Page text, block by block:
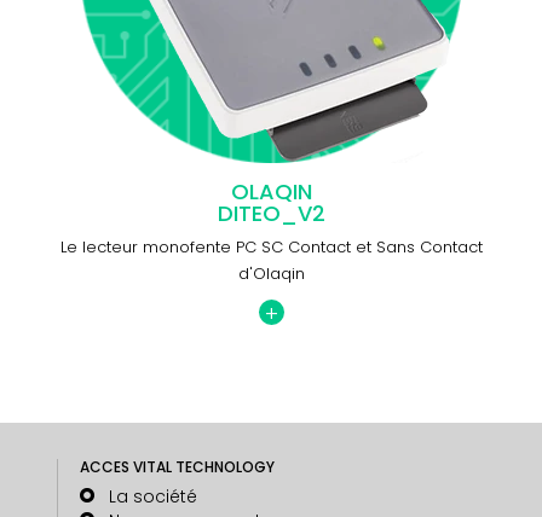
OLAQIN
DITEO_V2
Le lecteur monofente PC SC Contact et Sans Contact
d'Olaqin
+
ACCES VITAL TECHNOLOGY
La société